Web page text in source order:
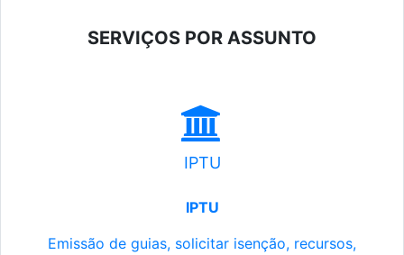
SERVIÇOS POR ASSUNTO
IPTU
IPTU
Emissão de guias, solicitar isenção, recursos,